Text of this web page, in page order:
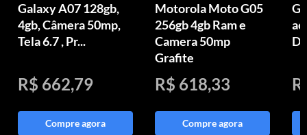
Galaxy A07 128gb,
4gb, Câmera 50mp,
Tela 6.7 , Pr...
R$ 662,79
Compre agora
Motorola Moto G05
256gb 4gb Ram e
Camera 50mp
Grafite
R$ 618,33
Compre agora